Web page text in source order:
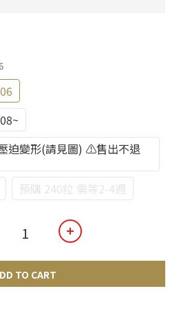
迫變形(請見圖) ⚠️售出不退
預購 240粒 需等2-4週
TO CART